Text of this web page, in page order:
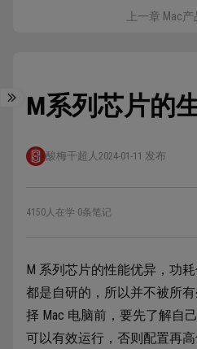
上一章 Mac
M系列芯片的
酸梅干超人 2024-01-11 发布
4150人在学·0条笔记
M 系列芯片的性能优异，功耗
都是自研的，所以并不被所
择 Mac 电脑前，要先了解自
可以有效运行，否则配置再高